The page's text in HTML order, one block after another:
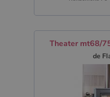
Theater mt68/
de